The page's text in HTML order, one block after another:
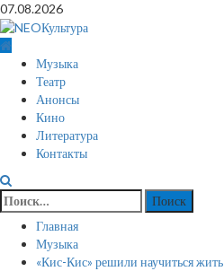
Перейти
к
содержимому
07.08.2026
Основное
меню
Музыка
Театр
Анонсы
Кино
Литература
Контакты
Найти:
Главная
Музыка
«Кис-Кис» решили научиться жить